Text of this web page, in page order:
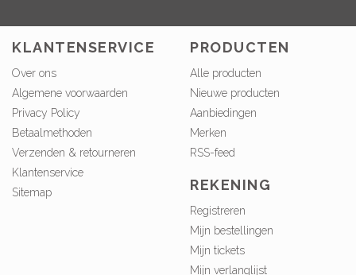
KLANTENSERVICE
Over ons
Algemene voorwaarden
Privacy Policy
Betaalmethoden
Verzenden & retourneren
Klantenservice
Sitemap
PRODUCTEN
Alle producten
Nieuwe producten
Aanbiedingen
Merken
RSS-feed
REKENING
Registreren
Mijn bestellingen
Mijn tickets
Mijn verlanglijst